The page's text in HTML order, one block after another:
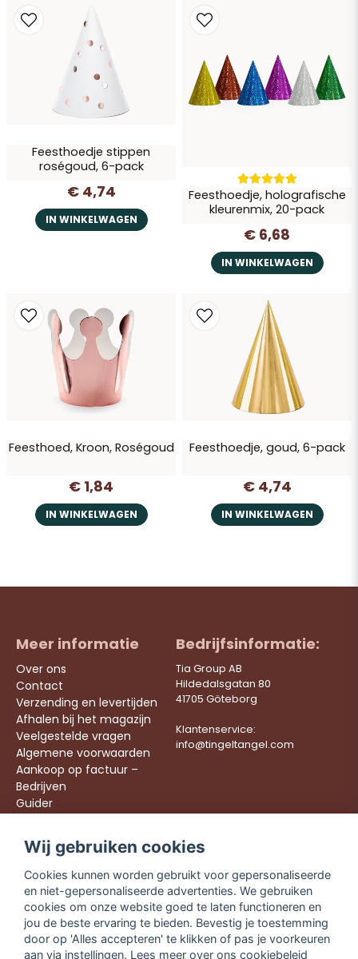
Feesthoedje stippen
roségoud, 6-pack
€ 4,74
IN WINKELWAGEN
Feesthoedje, holografische
kleurenmix, 20-pack
€ 6,68
IN WINKELWAGEN
Feesthoed, Kroon, Roségoud
€ 1,84
IN WINKELWAGEN
Feesthoedje, goud, 6-pack
€ 4,74
IN WINKELWAGEN
Meer informatie
Over ons
Contact
Verzending en levertijden
Afhalen bij het magazijn
Veelgestelde vragen
Algemene voorwaarden
Aankoop op factuur –
Bedrijven
Guider
Bedrijfsinformatie:
Tia Group AB
Hildedalsgatan 80
41705 Göteborg
Klantenservice:
info@tingeltangel.com
Följ oss:
Instagram
Facebook
TikTok
YouTube
Snelle leveringen
Veilig winkelen
Gratis verzending
vanaf €49,90
Wij gebruiken cookies
Cookies kunnen worden gebruikt voor gepersonaliseerde
en niet-gepersonaliseerde advertenties. We gebruiken
cookies om onze website goed te laten functioneren en
jou de beste ervaring te bieden. Bevestig je toestemming
door op 'Alles accepteren' te klikken of pas je voorkeuren
aan via instellingen. Lees meer over ons cookiebeleid